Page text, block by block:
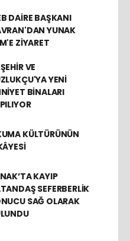
DAİRE BAŞKANI
YUNAK
ZİYARET
VE
YENİ
BİNALARI
KÜLTÜRÜNÜN
KAYIP
SEFERBERLİK
SAĞ OLARAK